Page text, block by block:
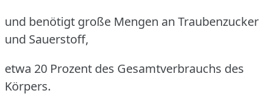
und benötigt große Mengen an Traubenzucker
und Sauerstoff,
etwa 20 Prozent des Gesamtverbrauchs des
Körpers.